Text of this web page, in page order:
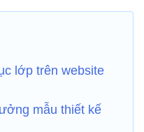
lớp trên website
mẫu thiết kế